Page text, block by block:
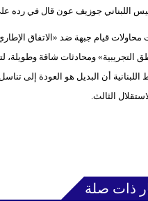
اللبناني جوزيف عون قال في رده
قيام جبهة ضد «الاتفاق
اللبنانية أن البديل هو العودة إلى
الثالث.
ذات صلة